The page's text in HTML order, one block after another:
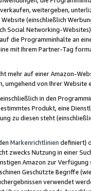
weitergeben,
(einschließlich
Social Networking-
die Programminhalte an
mit Ihrem Partner-Tag
mehr auf einer Amazon-
umgehend von Ihrer
in den
Produkt, eine
zu diesen steht
Markenrichtlinien definiert)
zwecks Nutzung in einer
Amazon zur
Geschützte Begriffe
verwendet